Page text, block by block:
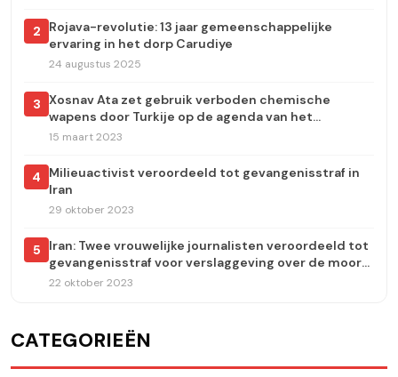
2
Rojava-revolutie: 13 jaar gemeenschappelijke
ervaring in het dorp Carudiye
24 augustus 2025
3 Xosnav Ata zet gebruik verboden chemische
wapens door Turkije op de agenda van het
Europees Parlement
15 maart 2023
4
Milieuactivist veroordeeld tot gevangenisstraf in
Iran
29 oktober 2023
5
Iran: Twee vrouwelijke journalisten veroordeeld tot
gevangenisstraf voor verslaggeving over de moord
op Jina Amini
22 oktober 2023
CATEGORIEËN